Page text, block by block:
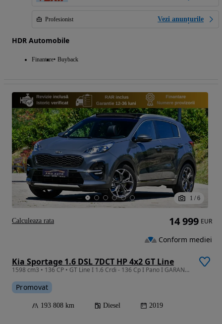
Profesionist Vezi anunțurile
HDR Automobile
Finantare Buyback
1 / 6
Kia Sportage 1.6 DSL 7DCT HP 4x2 GT Line
1598 cm3 • 136 CP • GT Line I 1.6 Crdi - 136 Cp I Pano I GARANTIE I RATE I REVIZIE
Promovat
193 808 km Diesel 2019
14 999 EUR
Conform mediei
Calculeaza rata